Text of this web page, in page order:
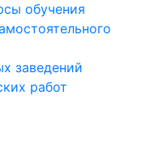
обучения
заведений
работ